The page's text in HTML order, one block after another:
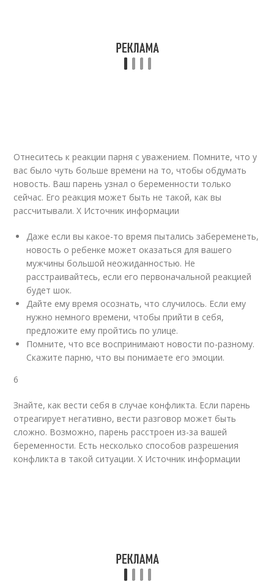
Отнеситесь к реакции парня с уважением. Помните, что у
вас было чуть больше времени на то, чтобы обдумать
новость. Ваш парень узнал о беременности только
сейчас. Его реакция может быть не такой, как вы
рассчитывали. X Источник информации
Даже если вы какое-то время пытались забеременеть,
новость о ребенке может оказаться для вашего
мужчины большой неожиданностью. Не
расстраивайтесь, если его первоначальной реакцией
будет шок.
Дайте ему время осознать, что случилось. Если ему
нужно немного времени, чтобы прийти в себя,
предложите ему пройтись по улице.
Помните, что все воспринимают новости по-разному.
Скажите парню, что вы понимаете его эмоции.
6
Знайте, как вести себя в случае конфликта. Если парень
отреагирует негативно, вести разговор может быть
сложно. Возможно, парень расстроен из-за вашей
беременности. Есть несколько способов разрешения
конфликта в такой ситуации. X Источник информации